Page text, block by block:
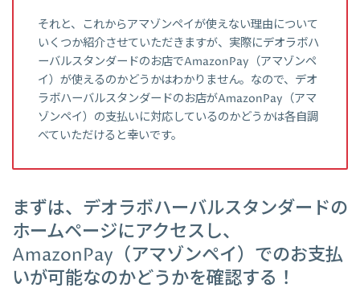
それと、これからアマゾンペイが使えない理由について
いくつか紹介させていただきますが、実際にデオラボハ
ーバルスタンダードのお店でAmazonPay（アマゾンペ
イ）が使えるのかどうかはわかりません。なので、デオ
ラボハーバルスタンダードのお店がAmazonPay（アマ
ゾンペイ）の支払いに対応しているのかどうかは各自調
べていただけると幸いです。
まずは、デオラボハーバルスタンダードの
ホームページにアクセスし、
AmazonPay（アマゾンペイ）でのお支払
いが可能なのかどうかを確認する！